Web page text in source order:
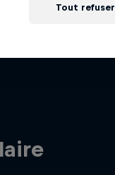
1 Saison · 8 épisodes
Tout refuser